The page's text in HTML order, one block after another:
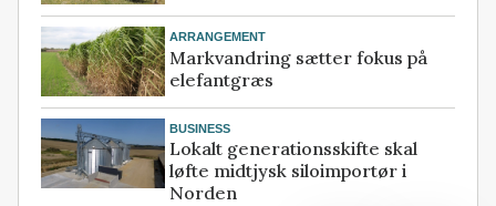
ARRANGEMENT
Markvandring sætter fokus på
elefantgræs
BUSINESS
Lokalt generationsskifte skal
løfte midtjysk siloimportør i
Norden